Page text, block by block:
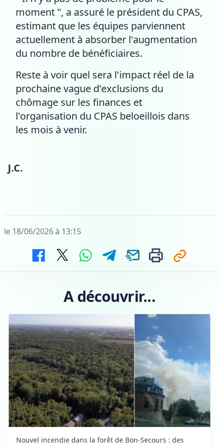
moment ", a assuré le président du CPAS,
estimant que les équipes parviennent
actuellement à absorber l'augmentation
du nombre de bénéficiaires.
Reste à voir quel sera l'impact réel de la
prochaine vague d'exclusions du
chômage sur les finances et
l'organisation du CPAS beloeillois dans
les mois à venir.
J.C.
le 18/06/2026 à 13:15
A découvrir...
Nouvel incendie dans la forêt de Bon-Secours : des